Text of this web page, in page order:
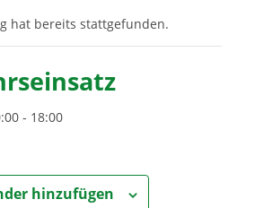
hat bereits stattgefunden.
- 18:00
hinzufügen